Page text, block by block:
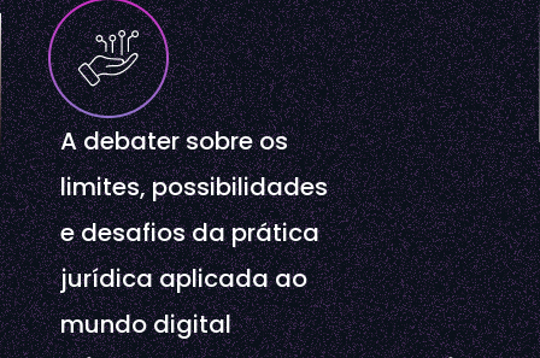
A debater sobre os
limites, possibilidades
e desafios da prática
jurídica aplicada ao
mundo digital